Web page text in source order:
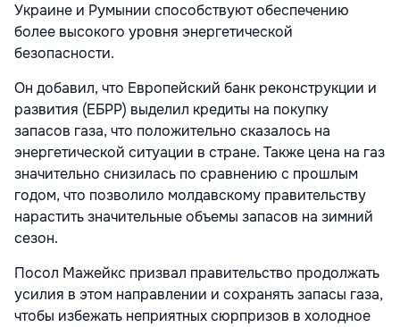
Украине и Румынии способствуют обеспечению
более высокого уровня энергетической
безопасности.
Он добавил, что Европейский банк реконструкции и
развития (ЕБРР) выделил кредиты на покупку
запасов газа, что положительно сказалось на
энергетической ситуации в стране. Также цена на газ
значительно снизилась по сравнению с прошлым
годом, что позволило молдавскому правительству
нарастить значительные объемы запасов на зимний
сезон.
Посол Мажейкс призвал правительство продолжать
усилия в этом направлении и сохранять запасы газа,
чтобы избежать неприятных сюрпризов в холодное